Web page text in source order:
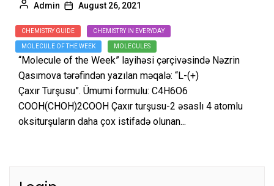
Admin August 26, 2021
CHEMISTRY GUIDE CHEMISTRY IN EVERYDAY
MOLECULE OF THE WEEK MOLECULES
“Molecule of the Week” layihəsi çərçivəsində Nəzrin
Qasımova tərəfindən yazılan məqalə: “L-(+)
Çaxır Turşusu”. Ümumi formulu: C4H6O6
COOH(CHOH)2COOH Çaxır turşusu-2 əsaslı 4 atomlu
oksiturşuların daha çox istifadə olunan...